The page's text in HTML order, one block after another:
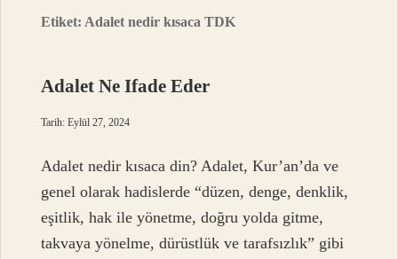
Etiket: Adalet nedir kısaca TDK
Adalet Ne Ifade Eder
Tarih: Eylül 27, 2024
Adalet nedir kısaca din? Adalet, Kur’an’da ve
genel olarak hadislerde “düzen, denge, denklik,
eşitlik, hak ile yönetme, doğru yolda gitme,
takvaya yönelme, dürüstlük ve tarafsızlık” gibi